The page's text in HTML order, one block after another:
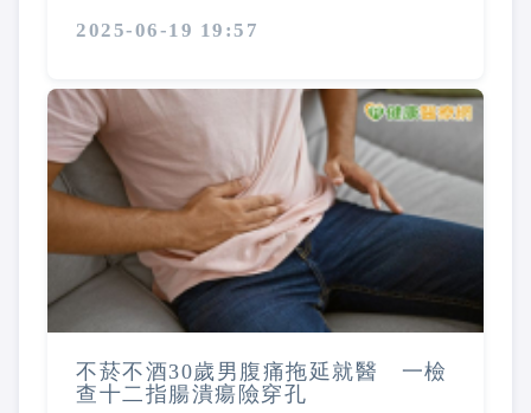
2025-06-19 19:57
不菸不酒30歲男腹痛拖延就醫 一檢
查十二指腸潰瘍險穿孔